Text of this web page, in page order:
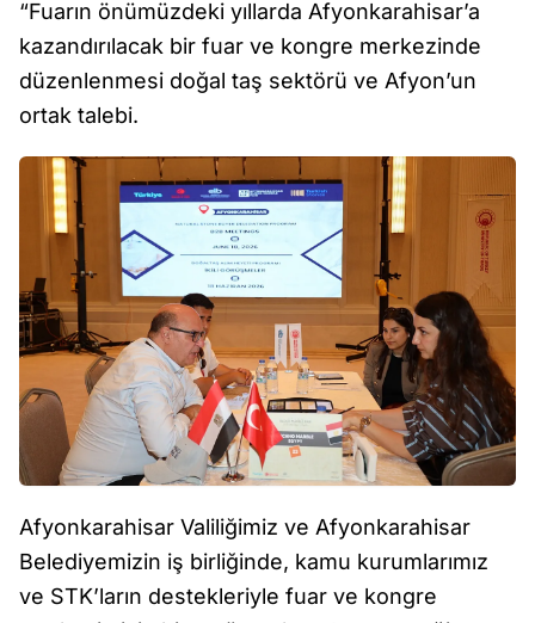
“Fuarın önümüzdeki yıllarda Afyonkarahisar’a
kazandırılacak bir fuar ve kongre merkezinde
düzenlenmesi doğal taş sektörü ve Afyon’un
ortak talebi.
Afyonkarahisar Valiliğimiz ve Afyonkarahisar
Belediyemizin iş birliğinde, kamu kurumlarımız
ve STK’ların destekleriyle fuar ve kongre